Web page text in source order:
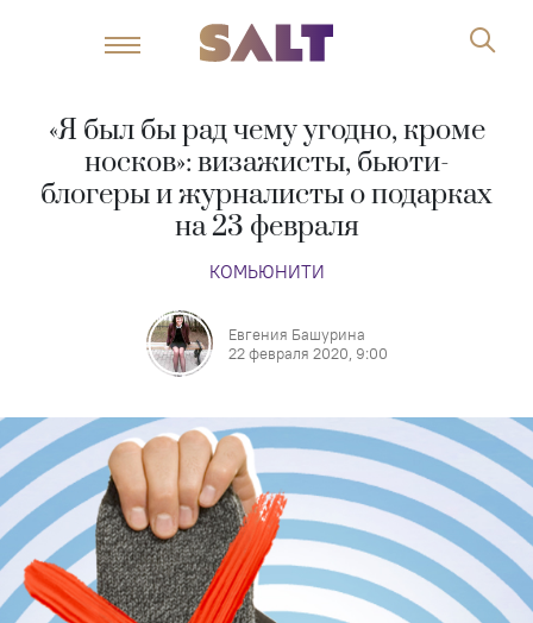
«Я был бы рад чему угодно, кроме
носков»: визажисты, бьюти-
блогеры и журналисты о подарках
на 23 февраля
КОМЬЮНИТИ
Евгения Башурина
22 февраля 2020, 9:00